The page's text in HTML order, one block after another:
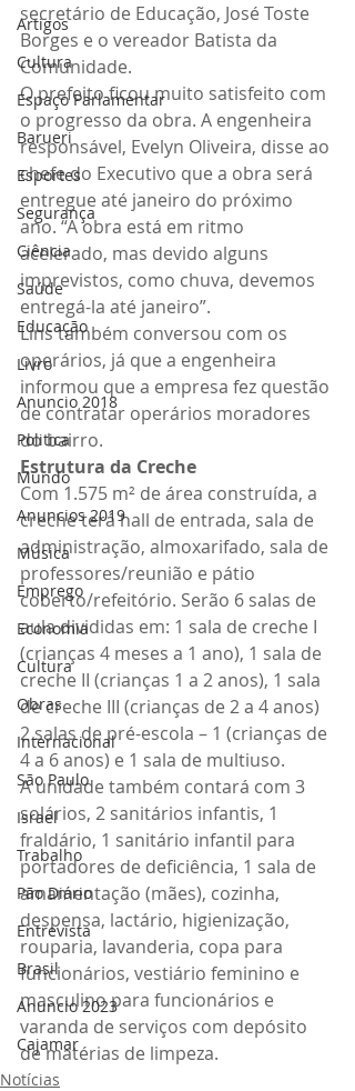
Artigos
Cultura
Espaço Parlamentar
Barueri
Esportes
Segurança
Ciência
Saúde
Educação
Livro
Anuncio 2018
Politica
Mundo
Anuncios 2019
Música
Emprego
Economia
Cultura
Obras
Internacional
São Paulo
Israel
Trabalho
Pão Diário
Entrevista
Brasil
Anuncio 2023
Cajamar
secretário de Educação, José Toste
Borges e o vereador Batista da
Comunidade.
O prefeito ficou muito satisfeito com
o progresso da obra. A engenheira
responsável, Evelyn Oliveira, disse ao
chefe do Executivo que a obra será
entregue até janeiro do próximo
ano. “A obra está em ritmo
acelerado, mas devido alguns
imprevistos, como chuva, devemos
entregá-la até janeiro”.
Lins também conversou com os
operários, já que a engenheira
informou que a empresa fez questão
de contratar operários moradores
do bairro.
Estrutura da Creche
Com 1.575 m² de área construída, a
creche terá hall de entrada, sala de
administração, almoxarifado, sala de
professores/reunião e pátio
coberto/refeitório. Serão 6 salas de
aula divididas em: 1 sala de creche I
(crianças 4 meses a 1 ano), 1 sala de
creche II (crianças 1 a 2 anos), 1 sala
de creche III (crianças de 2 a 4 anos)
2 salas de pré-escola – 1 (crianças de
4 a 6 anos) e 1 sala de multiuso.
A unidade também contará com 3
solários, 2 sanitários infantis, 1
fraldário, 1 sanitário infantil para
portadores de deficiência, 1 sala de
amamentação (mães), cozinha,
despensa, lactário, higienização,
rouparia, lavanderia, copa para
funcionários, vestiário feminino e
masculino para funcionários e
varanda de serviços com depósito
de matérias de limpeza.
Notícias